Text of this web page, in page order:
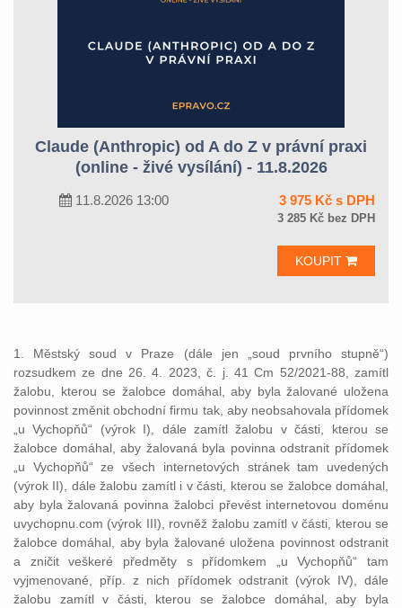
Claude (Anthropic) od A do Z v právní praxi
(online - živé vysílání) - 11.8.2026
11.8.2026 13:00 3 975 Kč s DPH
3 285 Kč bez DPH
KOUPIT
1. Městský soud v Praze (dále jen „soud prvního stupně“)
rozsudkem ze dne 26. 4. 2023, č. j. 41 Cm 52/2021-88, zamítl
žalobu, kterou se žalobce domáhal, aby byla žalované uložena
povinnost změnit obchodní firmu tak, aby neobsahovala přídomek
„u Vychopňů“ (výrok I), dále zamítl žalobu v části, kterou se
žalobce domáhal, aby žalovaná byla povinna odstranit přídomek
„u Vychopňů“ ze všech internetových stránek tam uvedených
(výrok II), dále žalobu zamítl i v části, kterou se žalobce domáhal,
aby byla žalovaná povinna žalobci převést internetovou doménu
uvychopnu.com (výrok III), rovněž žalobu zamítl v části, kterou se
žalobce domáhal, aby byla žalované uložena povinnost odstranit
a zničit veškeré předměty s přídomkem „u Vychopňů“ tam
vyjmenované, příp. z nich přídomek odstranit (výrok IV), dále
žalobu zamítl v části, kterou se žalobce domáhal, aby byla